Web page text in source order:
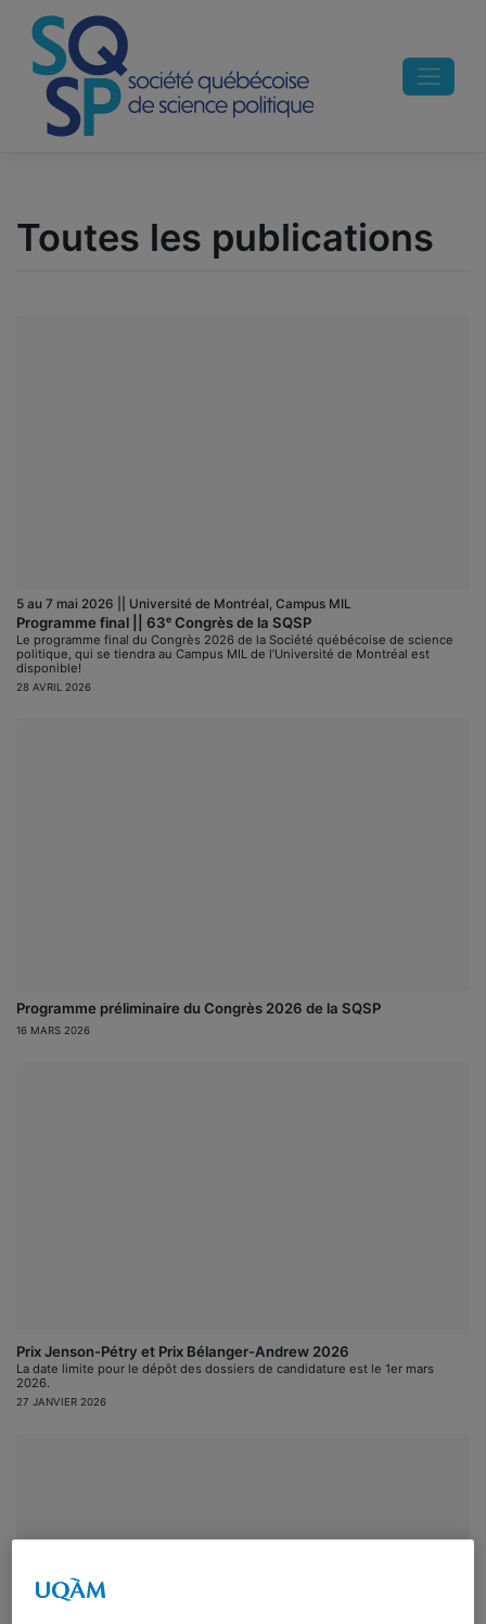
content
Toutes les publications
5 au 7 mai 2026 || Université de Montréal, Campus MIL
Programme final || 63ᵉ Congrès de la SQSP
Le programme final du Congrès 2026 de la Société québécoise de science
politique, qui se tiendra au Campus MIL de l’Université de Montréal est
disponible!
28 AVRIL 2026
Programme préliminaire du Congrès 2026 de la SQSP
16 MARS 2026
Prix Jenson-Pétry et Prix Bélanger-Andrew 2026
La date limite pour le dépôt des dossiers de candidature est le 1er mars
2026.
27 JANVIER 2026